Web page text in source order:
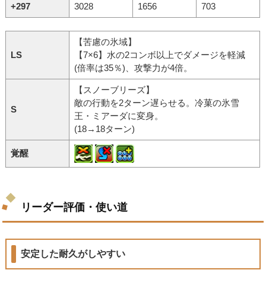
+297 3028 1656 703
LS
【苦慮の氷域】
【7×6】水の2コンボ以上でダメージを軽減
(倍率は35％)、攻撃力が4倍。
S
【スノーブリーズ】
敵の行動を2ターン遅らせる。冷菓の氷雪
王・ミアーダに変身。
(18→18ターン)
覚醒
リーダー評価・使い道
安定した耐久がしやすい